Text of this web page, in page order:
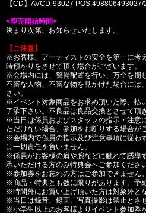
【CD】AVCD-93027
<即売開始時間>
決まり次第、お知らせいたします。
【ご注意】
※お客様、アーティストの安全を第一に考
時預かりをさせて頂く場合がございます。
※会場内には、警備配置を行い、万全を期
不審な人物、不審な物を見かけた場合には
さい。
※イベント対象商品をお求め頂いた際、払
了承下さい。不良品は良品交換とさせて頂
※当日は係員およびスタッフの指示・注意
ただけない場合、参加をお断りする場合が
※会場内で係員の指示及び注意事項に従わ
は一切責任を負いません。
※係員がお客様の肩や腕などに触れて誘導
承いただける方のみ特典会へご参加ください
※参加券をお忘れの方はご参加できません
※商品・特典とも数に限りがあります。予
※時間外にお買い上げ頂いた方は対象外と
※当日は録音、録画、写真撮影は禁止とさ
※小学生以上のお客様よりイベント参加券